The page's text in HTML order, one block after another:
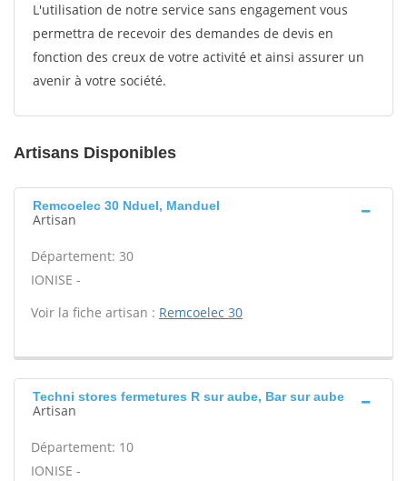
L'utilisation de notre service sans engagement vous
permettra de recevoir des demandes de devis en
fonction des creux de votre activité et ainsi assurer un
avenir à votre société.
Artisans Disponibles
Remcoelec 30 Nduel, Manduel
Artisan
Département: 30
IONISE -
Voir la fiche artisan : Remcoelec 30
Techni stores fermetures R sur aube, Bar sur aube
Artisan
Département: 10
IONISE -